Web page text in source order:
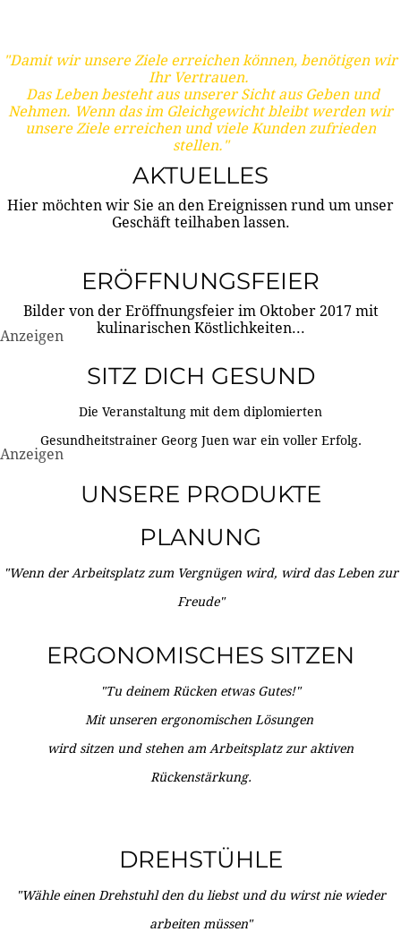
"Damit wir unsere Ziele erreichen können, benötigen wir
Ihr Vertrauen.
Das Leben besteht aus unserer Sicht aus Geben und
Nehmen. Wenn das im Gleichgewicht bleibt werden wir
unsere Ziele erreichen und viele Kunden zufrieden
stellen."
AKTUELLES
Hier möchten wir Sie an den Ereignissen rund um unser
Geschäft teilhaben lassen.
ERÖFFNUNGSFEIER
Bilder von der Eröffnungsfeier im Oktober 2017 mit
kulinarischen Köstlichkeiten...
Anzeigen
SITZ DICH GESUND
Die Veranstaltung mit dem diplomierten
Gesundheitstrainer Georg Juen war ein voller Erfolg.
Anzeigen
UNSERE PRODUKTE
PLANUNG
"Wenn der Arbeitsplatz zum Vergnügen wird, wird das Leben zur
Freude"
ERGONOMISCHES SITZEN
"Tu deinem Rücken etwas Gutes!"
Mit unseren ergonomischen Lösungen
wird sitzen und stehen am Arbeitsplatz zur aktiven
Rückenstärkung.
DREHSTÜHLE
"Wähle einen Drehstuhl den du liebst und du wirst nie wieder
arbeiten müssen"